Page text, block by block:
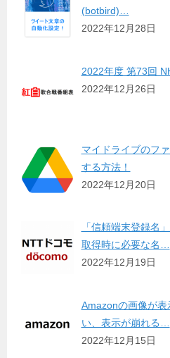
(botbird)…
2022年12月28日
2022年度 第73回
2022年12月26日
マイドライブのフ
する方法！
2022年12月20日
「信頼端末登録名
取得時に必要な名…
2022年12月19日
Amazonの画像が
い、表示が崩れる…
2022年12月15日